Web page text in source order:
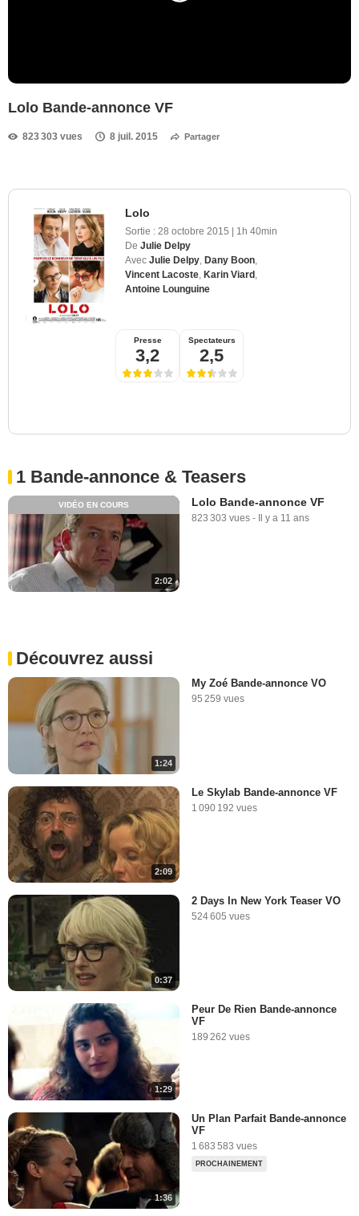
Lolo Bande-annonce VF
823 303 vues 8 juil. 2015 Partager
Lolo
Sortie : 28 octobre 2015 | 1h 40min
De Julie Delpy
Avec Julie Delpy Dany Boon
Vincent Lacoste Karin Viard
Antoine Lounguine
Presse
3,2
Spectateurs
2,5
1 Bande-annonce & Teasers
2:02
VIDÉO EN COURS Lolo Bande-annonce VF
823 303 vues - Il y a 11 ans
Découvrez aussi
1:24
My Zoé Bande-annonce VO
95 259 vues
2:09
Le Skylab Bande-annonce VF
1 090 192 vues
0:37
2 Days In New York Teaser VO
524 605 vues
1:29
Peur De Rien Bande-annonce
VF
189 262 vues
1:36
Un Plan Parfait Bande-annonce
VF
1 683 583 vues
PROCHAINEMENT